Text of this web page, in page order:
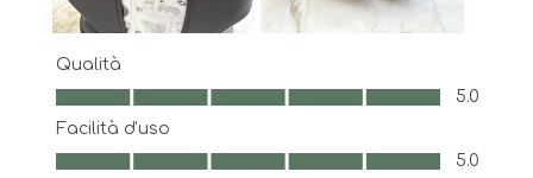
Qualità
Qualità, 5.0 su 5
5.0
Facilità d'uso
Facilità d'uso, 5.0 su 5
5.0